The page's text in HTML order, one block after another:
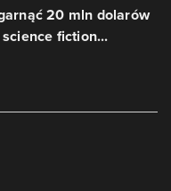
20 mln dolarów
fiction...